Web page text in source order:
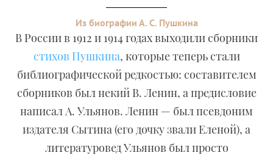
Из биографии А. С. Пушкина
В России в 1912 и 1914 годах выходили сборники
стихов Пушкина, которые теперь стали
библиографической редкостью: составителем
сборников был некий В. Ленин, а предисловие
написал А. Ульянов. Ленин — был псевдоним
издателя Сытина (его дочку звали Еленой), а
литературовед Ульянов был просто